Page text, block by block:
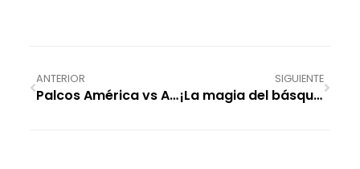
ANTERIOR
Palcos América vs Atlas: Vive la Pasión en el Estadio Banorte
SIGUIENTE
¡La magia del básquetbol regresa!: Todo sobre el NBA Mexico City Game 2026